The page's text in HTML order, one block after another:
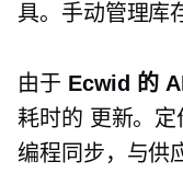
具。手动管理库
由于 Ecwid 的
耗时的 更新。
编程同步，与供